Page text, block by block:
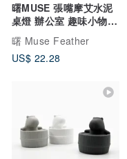
曙MUSE 張嘴摩艾水泥
桌燈 辦公室 趣味小物
禮物
曙 Muse Feather
US$ 22.28